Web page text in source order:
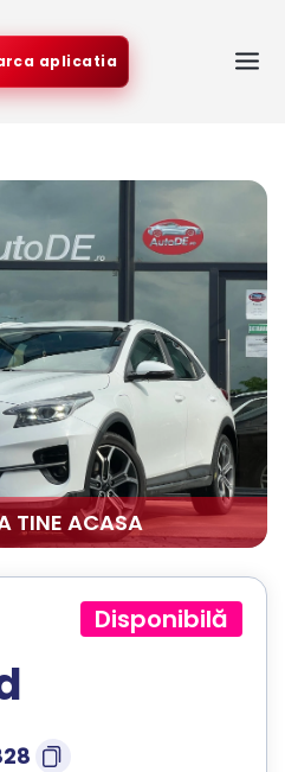
aplicatia
TINE ACASA
Disponibilă